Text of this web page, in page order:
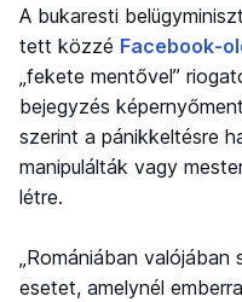
A bukaresti
tett közzé Facebook-
„fekete mentővel”
bejegyzés
szerint a pánikkeltésre
manipulálták vagy
létre.
„Romániában
esetet, amelynél